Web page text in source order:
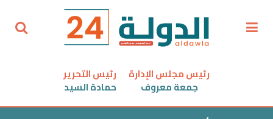
رئيس مجلس الإدارة
جمعة معروف
رئيس التحرير
حمادة السيد